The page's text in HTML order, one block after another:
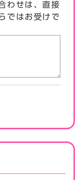
わせは、直接
ではお受けで